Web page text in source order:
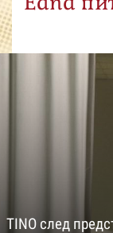
TINO след